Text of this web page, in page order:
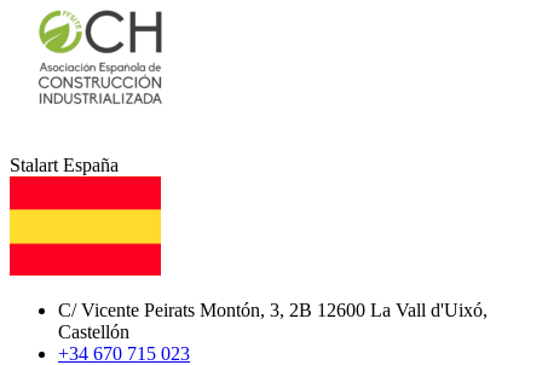
Stalart España
C/ Vicente Peirats Montón, 3, 2B 12600 La Vall d'Uixó,
Castellón
+34 670 715 023